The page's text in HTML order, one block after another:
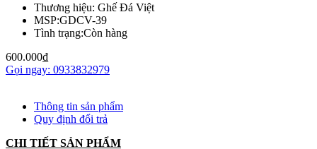
Thương hiệu: Ghế Đá Việt
MSP:GDCV-39
Tình trạng:Còn hàng
600.000₫
Gọi ngay: 0933832979
Thông tin sản phẩm
Quy định đổi trả
CHI TIẾT SẢN PHẨM